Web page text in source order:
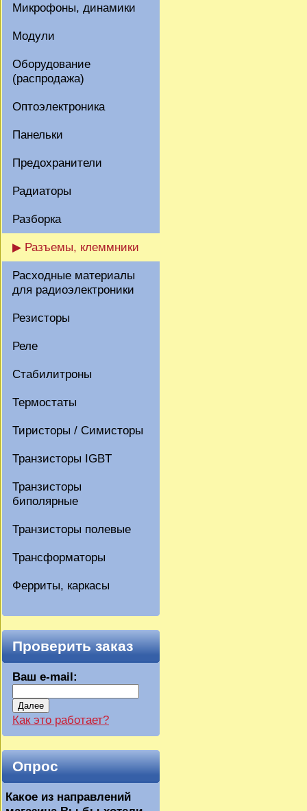
Микрофоны, динамики
Модули
Оборудование
(распродажа)
Оптоэлектроника
Панельки
Предохранители
Радиаторы
Разборка
▶ Разъемы, клеммники
Расходные материалы
для радиоэлектроники
Резисторы
Реле
Стабилитроны
Термостаты
Тиристоры / Симисторы
Транзисторы IGBT
Транзисторы
биполярные
Транзисторы полевые
Трансформаторы
Ферриты, каркасы
Проверить заказ
Ваш e-mail:
Далее
Как это работает?
Опрос
Какое из направлений